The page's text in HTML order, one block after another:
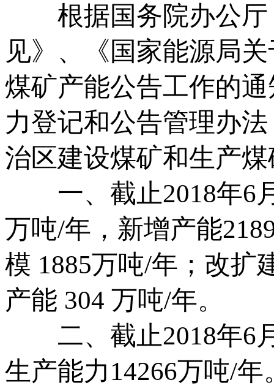
根据国务院办公厅
见》、《国家能源局
煤矿产能公告工作的
力登记和公告管理办
治区建设煤矿和生产
一、截止2018年6月
万吨/年，新增产能
模 1885万吨/年；改扩
产能 304 万吨/年。
二、截止2018年6月
生产能力14266万吨/